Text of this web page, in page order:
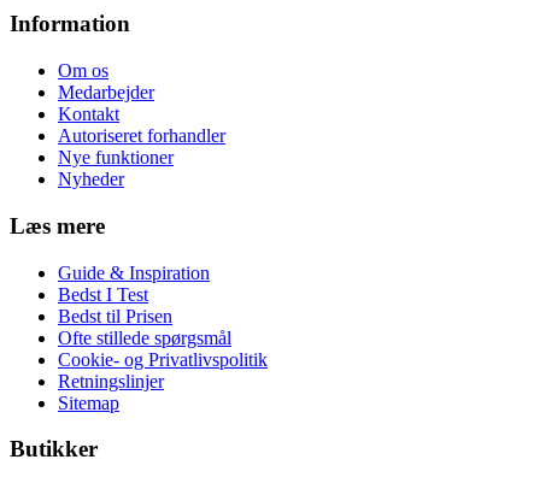
Information
Om os
Medarbejder
Kontakt
Autoriseret forhandler
Nye funktioner
Nyheder
Læs mere
Guide & Inspiration
Bedst I Test
Bedst til Prisen
Ofte stillede spørgsmål
Cookie- og Privatlivspolitik
Retningslinjer
Sitemap
Butikker